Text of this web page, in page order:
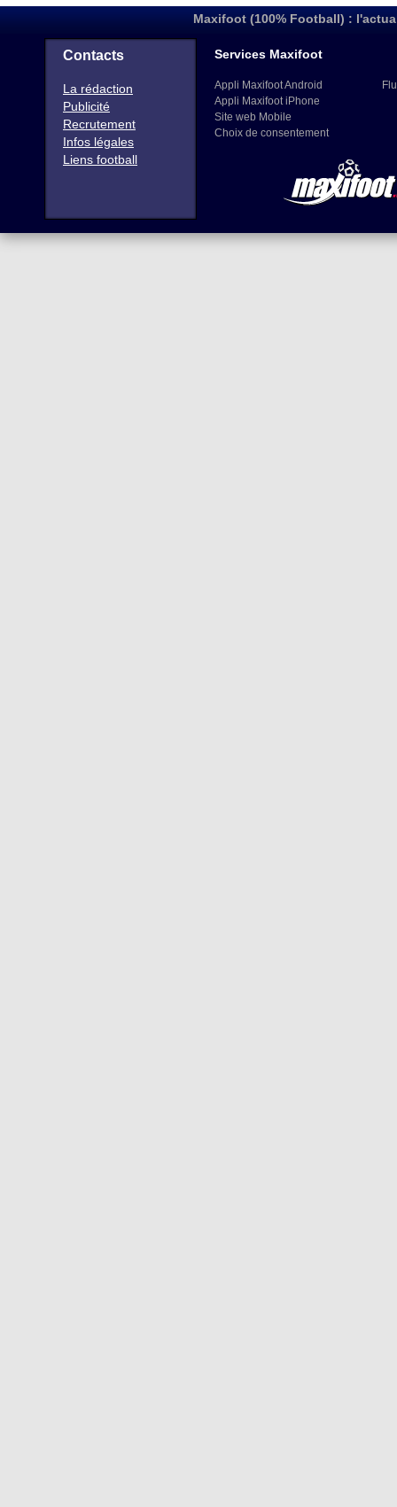
Maxifoot (100% Football) :
Contacts
La rédaction
Publicité
Recrutement
Infos légales
Liens football
Services Maxifoot
Appli Maxifoot Android
Appli Maxifoot iPhone
Site web Mobile
Choix de consentement